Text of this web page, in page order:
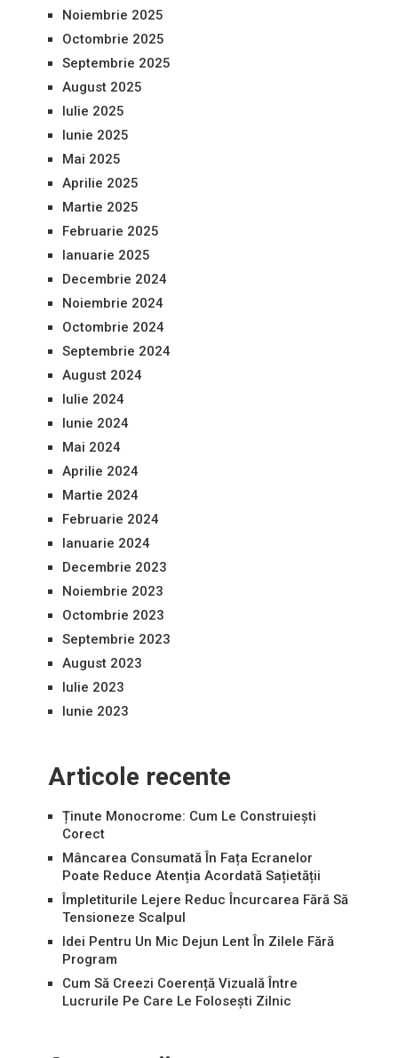
Noiembrie 2025
Octombrie 2025
Septembrie 2025
August 2025
Iulie 2025
Iunie 2025
Mai 2025
Aprilie 2025
Martie 2025
Februarie 2025
Ianuarie 2025
Decembrie 2024
Noiembrie 2024
Octombrie 2024
Septembrie 2024
August 2024
Iulie 2024
Iunie 2024
Mai 2024
Aprilie 2024
Martie 2024
Februarie 2024
Ianuarie 2024
Decembrie 2023
Noiembrie 2023
Octombrie 2023
Septembrie 2023
August 2023
Iulie 2023
Iunie 2023
Articole recente
Ținute Monocrome: Cum Le Construiești
Corect
Mâncarea Consumată În Fața Ecranelor
Poate Reduce Atenția Acordată Sațietății
Împletiturile Lejere Reduc Încurcarea Fără Să
Tensioneze Scalpul
Idei Pentru Un Mic Dejun Lent În Zilele Fără
Program
Cum Să Creezi Coerență Vizuală Între
Lucrurile Pe Care Le Folosești Zilnic